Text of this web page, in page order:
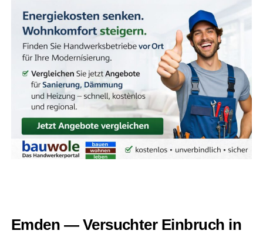
Emden — Ver­such­ter Ein­bruch in